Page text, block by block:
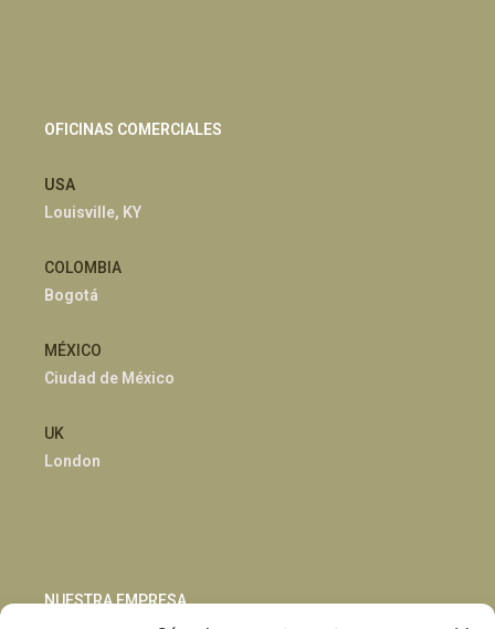
OFICINAS COMERCIALES
USA
Louisville, KY
COLOMBIA
Bogotá
MÉXICO
Ciudad de México
UK
London
NUESTRA EMPRESA